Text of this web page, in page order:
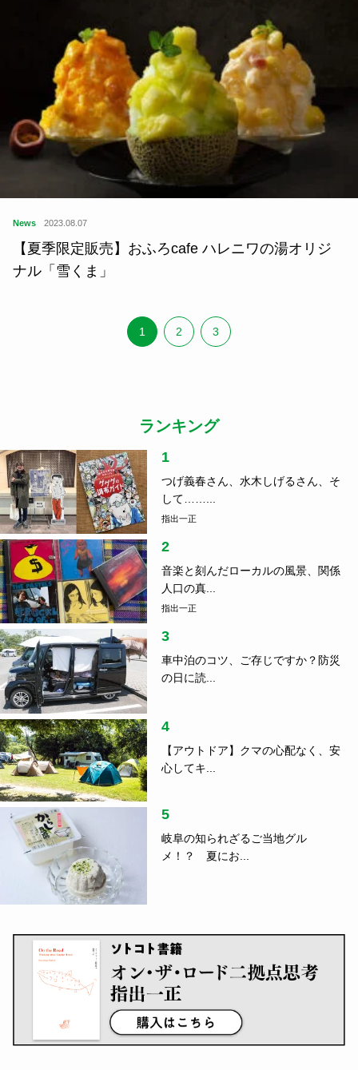
News 2023.08.07
【夏季限定販売】おふろcafe ハレニワの湯オリジ
ナル「雪くま」
1 2 3
ランキング
1
つげ義春さん、水木しげるさん、そ
して……...
指出一正
2
音楽と刻んだローカルの風景、関係
人口の真...
指出一正
3
車中泊のコツ、ご存じですか？防災
の日に読...
4
【アウトドア】クマの心配なく、安
心してキ...
5
岐阜の知られざるご当地グル
メ！？ 夏にお...